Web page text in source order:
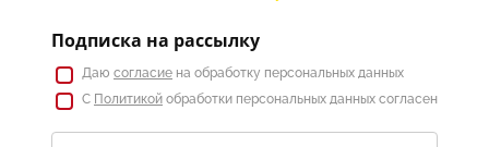
Подписка на рассылку
Даю согласие на обработку персональных данных
С Политикой обработки персональных данных согласен